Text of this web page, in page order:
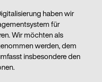
haben wir
für
Wir möchten als
werden, dem
insbesondere den